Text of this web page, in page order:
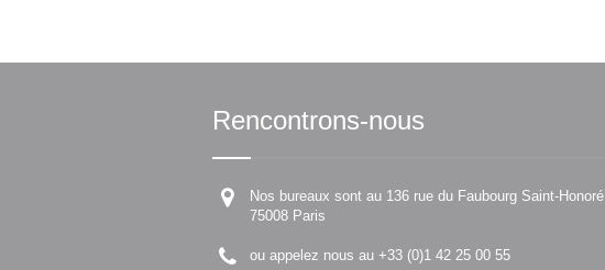
Rencontrons-nous
Nos bureaux sont au 136 rue du Faubourg Saint-Honoré
75008 Paris
ou appelez nous au +33 (0)1 42 25 00 55